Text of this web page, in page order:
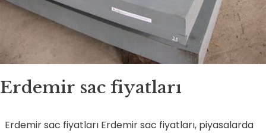
Erdemir sac fiyatları
Erdemir sac fiyatları Erdemir sac fiyatları, piyasalarda